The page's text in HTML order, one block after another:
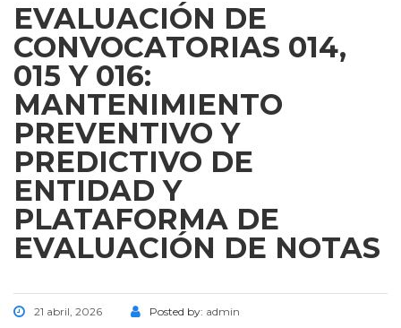
EVALUACIÓN DE
CONVOCATORIAS 014,
015 Y 016:
MANTENIMIENTO
PREVENTIVO Y
PREDICTIVO DE
ENTIDAD Y
PLATAFORMA DE
EVALUACIÓN DE NOTAS
21 abril, 2026 Posted by: admin